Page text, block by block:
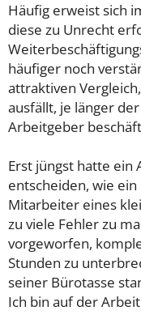
Häufig erweist sich
diese zu Unrecht
häufiger noch
attraktiven
ausfällt, je länger
Arbeitgeber
Erst jüngst hatte ein
entscheiden, wie
Mitarbeiter eines
zu viele Fehler zu
vorgeworfen,
Stunden zu
seiner Bürotasse
Ich bin auf der